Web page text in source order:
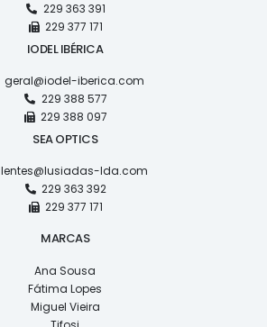
229 363 391
229 377 171
IODEL IBÉRICA
geral@iodel-iberica.com
229 388 577
229 388 097
SEA OPTICS
lentes@lusiadas-lda.com
229 363 392
229 377 171
MARCAS
Ana Sousa
Fátima Lopes
Miguel Vieira